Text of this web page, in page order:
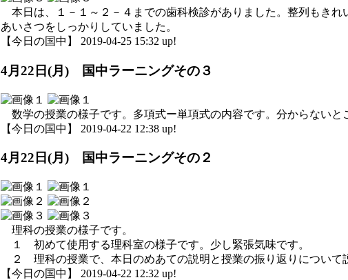
本日は、１－１～２－４までの歯科検診がありました。整列もきれ
あいさつをしっかりしていました。
【今日の国中】 2019-04-25 15:32 up!
4月22日(月) 国中ラーニングその３
数学の授業の様子です。多項式ー単項式の内容です。分からないと
【今日の国中】 2019-04-22 12:38 up!
4月22日(月) 国中ラーニングその２
理科の授業の様子です。
１ 初めて使用する理科室の様子です。少し緊張気味です。
２ 理科の授業で、本日のめあての説明と授業の振り返りについて
【今日の国中】 2019-04-22 12:32 up!